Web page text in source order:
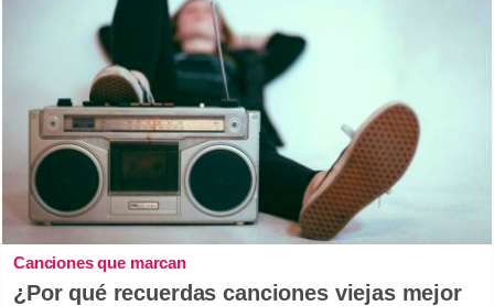
Canciones que marcan
¿Por qué recuerdas canciones viejas mejor